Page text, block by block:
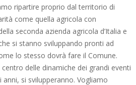
ripartire proprio dal territorio di
come quella agricola con
seconda azienda agricola d’Italia e
si stanno sviluppando pronti ad
lo stesso dovrà fare il Comune.
delle dinamiche dei grandi eventi
anni, si svilupperanno. Vogliamo